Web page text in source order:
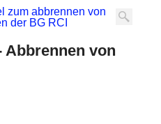
Abbrennen von